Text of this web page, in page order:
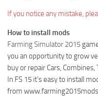
If you notice any mistake,
How to install mods
Farming Simulator 2015
you an opportunity to grow
buy or repair Cars,
In FS 15 it’s easy to install
from